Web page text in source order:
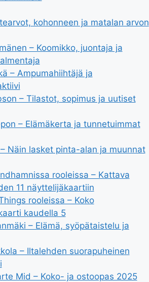
kohonneen ja matalan arvon
– Koomikko, juontaja ja
– Ampumahiihtäjä ja
– Tilastot, sopimus ja uutiset
– Elämäkerta ja tunnetuimmat
Näin lasket pinta-alan ja muunnat
rooleissa – Kattava
11 näyttelijäkaartiin
rooleissa – Koko
kaudella 5
– Elämä, syöpätaistelu ja
– Iltalehden suorapuheinen
Mid – Koko- ja ostoopas 2025